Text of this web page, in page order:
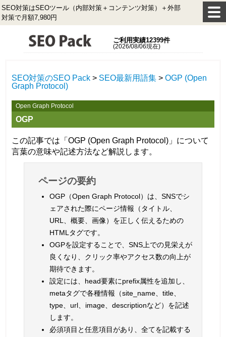
SEO対策はSEOツール（内部対策＋コンテンツ対策）＋外部
対策で月額7,980円
ご利用実績12399件
(2026/08/06現在)
SEO対策のSEO Pack > SEO最新用語集 > OGP (Open
Graph Protocol)
Open Graph Protocol
OGP
この記事では「OGP (Open Graph Protocol)」について
言葉の意味や記述方法など解説します。
ページの要約
OGP（Open Graph Protocol）は、SNSでシ
ェアされた際にページ情報（タイトル、
URL、概要、画像）を正しく伝えるための
HTMLタグです。
OGPを設定することで、SNS上での見栄えが
良くなり、クリック率やアクセス数の向上が
期待できます。
設定には、head要素にprefix属性を追加し、
metaタグで各種情報（site_name、title、
type、url、image、descriptionなど）を記述
します。
必須項目と任意項目があり、全てを記載する